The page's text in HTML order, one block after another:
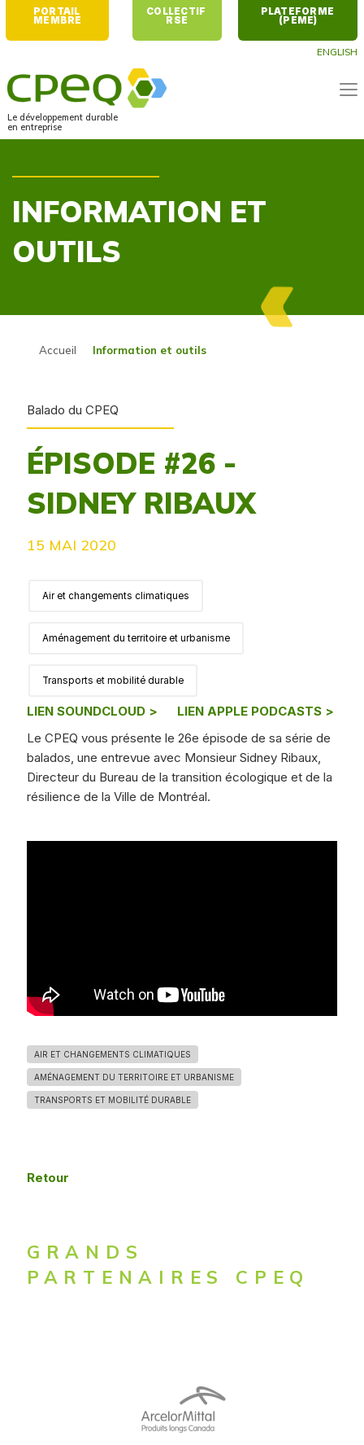
ENGLISH
PORTAIL
MEMBRE
COLLECTIF
RSE
PLATEFORME
(PEME)
Le développement durable
en entreprise
INFORMATION ET
OUTILS
Accueil Information et outils
Balado du CPEQ
ÉPISODE #26 -
SIDNEY RIBAUX
15 MAI 2020
Air et changements climatiques
Aménagement du territoire et urbanisme
Transports et mobilité durable
LIEN SOUNDCLOUD >
LIEN APPLE PODCASTS >
Le CPEQ vous présente le 26e épisode de sa série de
balados, une entrevue avec Monsieur Sidney Ribaux,
Directeur du Bureau de la transition écologique et de la
résilience de la Ville de Montréal.
AIR ET CHANGEMENTS CLIMATIQUES
AMÉNAGEMENT DU TERRITOIRE ET URBANISME
TRANSPORTS ET MOBILITÉ DURABLE
Retour
GRANDS
PARTENAIRES CPEQ